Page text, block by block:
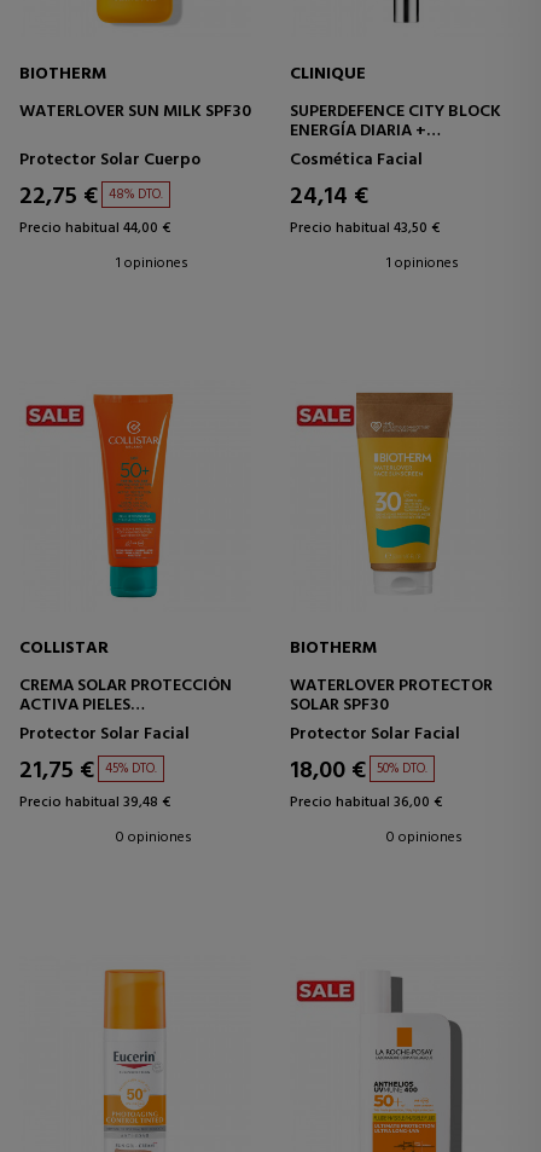
BIOTHERM
WATERLOVER SUN MILK SPF30
Protector Solar Cuerpo
22,75 € 48% DTO.
Precio habitual 44,00 €
1 opiniones
CLINIQUE
SUPERDEFENCE CITY BLOCK
ENERGÍA DIARIA +
PROTECTOR FACIAL SPF 50
Cosmética Facial
24,14 €
Precio habitual 43,50 €
1 opiniones
COLLISTAR
CREMA SOLAR PROTECCIÓN
ACTIVA PIELES
HIPERSENSIBLES SPF50+
Protector Solar Facial
21,75 € 45% DTO.
Precio habitual 39,48 €
0 opiniones
BIOTHERM
WATERLOVER PROTECTOR
SOLAR SPF30
Protector Solar Facial
18,00 € 50% DTO.
Precio habitual 36,00 €
0 opiniones